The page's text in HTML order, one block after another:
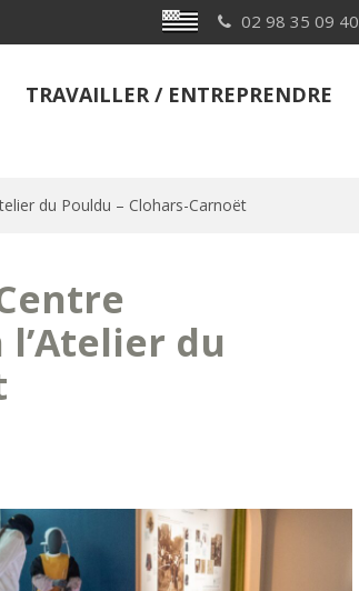
Breton 02 98 35 09 40
TRAVAILLER / ENTREPRENDRE
du Pouldu – Clohars-Carnoët
du